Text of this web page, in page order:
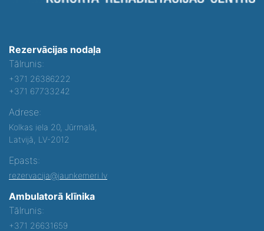
Rezervācijas nodaļa
Tālrunis:
+371 26386222
+371 67733242
Adrese:
Kolkas iela 20, Jūrmalā,
Latvijā, LV-2012
Epasts:
rezervacija@jaunkemeri.lv
Ambulatorā klīnika
Tālrunis:
+371 26631659